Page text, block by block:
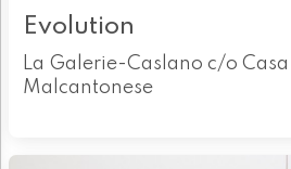
Evolution
La Galerie-Caslano c/o
Malcantonese